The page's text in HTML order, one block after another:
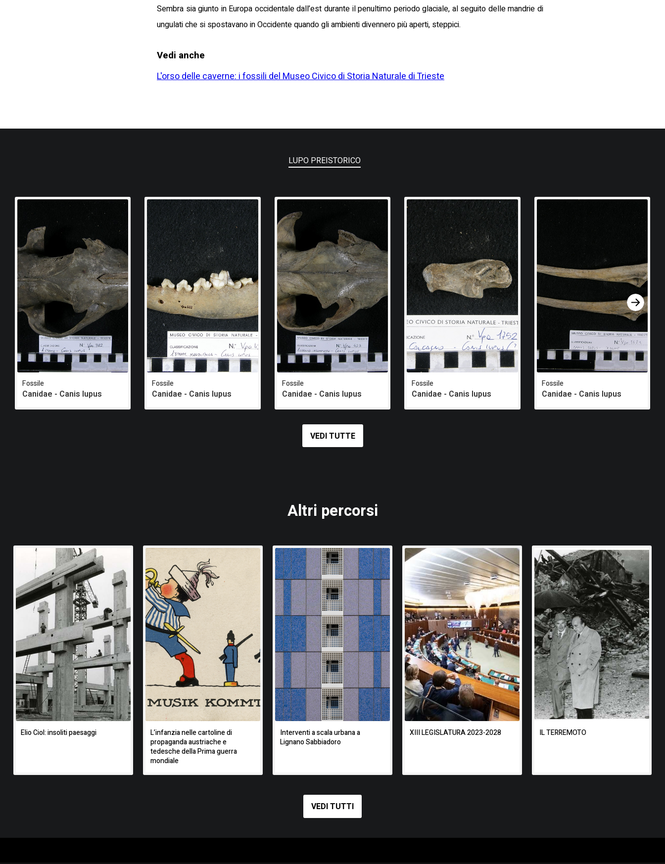
Sembra sia giunto in Europa occidentale dall’est durante il penultimo periodo glaciale, al seguito delle mandrie di
ungulati che si spostavano in Occidente quando gli ambienti divennero più aperti, steppici.
Vedi anche
L'orso delle caverne: i fossili del Museo Civico di Storia Naturale di Trieste
LUPO PREISTORICO
Fossile
Canidae - Canis lupus
Fossile
Canidae - Canis lupus
Fossile
Canidae - Canis lupus
Fossile
Canidae - Canis lupus
Fossile
Canidae - Canis lupus
VEDI TUTTE
Altri percorsi
Elio Ciol: insoliti paesaggi
L’infanzia nelle cartoline di
propaganda austriache e
tedesche della Prima guerra
mondiale
Interventi a scala urbana a
Lignano Sabbiadoro
XIII LEGISLATURA 2023-2028 IL TERREMOTO
VEDI TUTTI